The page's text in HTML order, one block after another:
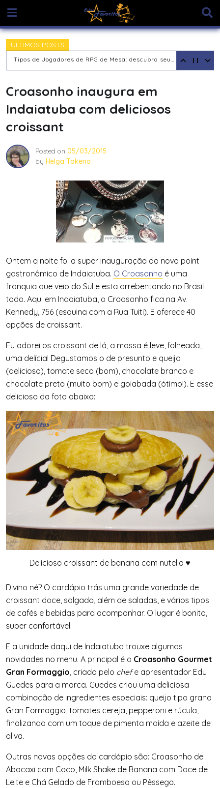
content
ÚLTIMOS POSTS
O RPG: Uma Jornada Pela Interpretação de Papéis e a Construção de Mundos
Croasonho inaugura em
Indaiatuba com deliciosos
croissant
Posted on 05/03/2015
by Helga Takeno
Ontem a noite foi a super inauguração do novo point
gastronômico de Indaiatuba. O Croasonho é uma
franquia que veio do Sul e esta arrebentando no Brasil
todo. Aqui em Indaiatuba, o Croasonho fica na Av.
Kennedy, 756 (esquina com a Rua Tuiti). E oferece 40
opções de croissant.
Eu adorei os croissant de lá, a massa é leve, folheada,
uma delícia! Degustamos o de presunto e queijo
(delicioso), tomate seco (bom), chocolate branco e
chocolate preto (muito bom) e goiabada (ótimo!). E esse
delicioso da foto abaixo:
Delicioso croissant de banana com nutella ♥
Divino né? O cardápio trás uma grande variedade de
croissant doce, salgado, além de saladas, e vários tipos
de cafés e bebidas para acompanhar. O lugar é bonito,
super confortável.
E a unidade daqui de Indaiatuba trouxe algumas
novidades no menu. A principal é o Croasonho Gourmet
Gran Formaggio, criado pelo chefe apresentador Edu
Guedes para a marca. Guedes criou uma deliciosa
combinação de ingredientes especiais: queijo tipo grana
Gran Formaggio, tomates cereja, pepperoni e rúcula,
finalizando com um toque de pimenta moída e azeite de
oliva.
Outras novas opções do cardápio são: Croasonho de
Abacaxi com Coco, Milk Shake de Banana com Doce de
Leite e Chá Gelado de Framboesa ou Pêssego.